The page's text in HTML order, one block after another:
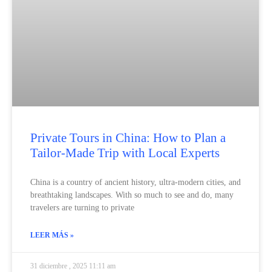
Private Tours in China: How to Plan a
Tailor‑Made Trip with Local Experts
China is a country of ancient history, ultra‑modern cities, and
breathtaking landscapes. With so much to see and do, many
travelers are turning to private
LEER MÁS »
31 diciembre , 2025 11:11 am